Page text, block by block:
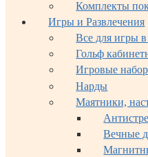
Комплекты
Игры и Развлечения
Все для игры
Гольф
Игровые
Нарды
Маятники,
Вечные